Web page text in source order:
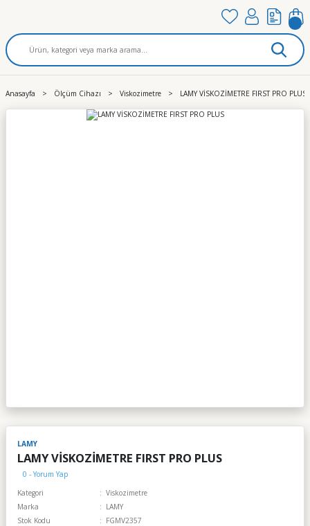
Anasayfa Ölçüm Cihazı Viskozimetre LAMY VİSKOZİMETRE FIRST PRO PLUS
LAMY
LAMY VİSKOZİMETRE FIRST PRO PLUS
0 - Yorum Yap
Kategori
Viskozimetre
Marka
LAMY
Stok Kodu
FGMV2357